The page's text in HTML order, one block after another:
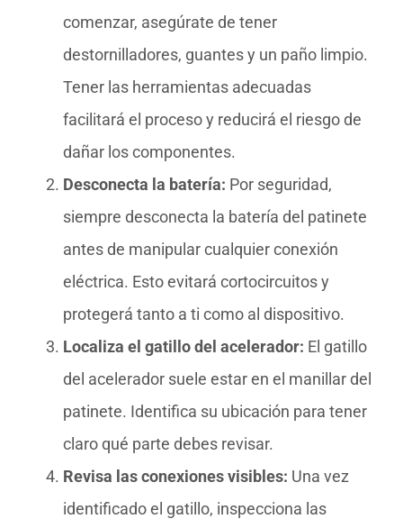
comenzar, asegúrate de tener
destornilladores, guantes y un paño limpio.
Tener las herramientas adecuadas
facilitará el proceso y reducirá el riesgo de
dañar los componentes.
Desconecta la batería: Por seguridad,
siempre desconecta la batería del patinete
antes de manipular cualquier conexión
eléctrica. Esto evitará cortocircuitos y
protegerá tanto a ti como al dispositivo.
Localiza el gatillo del acelerador: El gatillo
del acelerador suele estar en el manillar del
patinete. Identifica su ubicación para tener
claro qué parte debes revisar.
Revisa las conexiones visibles: Una vez
identificado el gatillo, inspecciona las